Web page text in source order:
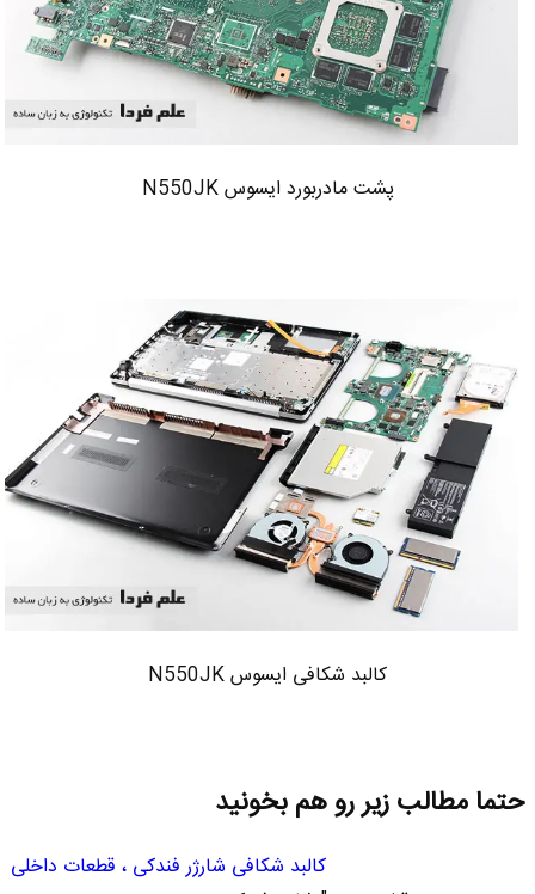
پشت مادربورد ایسوس N550JK
کالبد شکافی ایسوس N550JK
حتما مطالب زیر رو هم بخونید
کالبد شکافی شارژر فندکی ، قطعات داخلی